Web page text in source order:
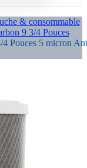
& consommable
9 3/4 Pouces
Pouces 5 micron